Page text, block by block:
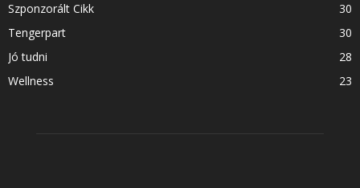
Szponzorált Cikk
30
Tengerpart
30
Jó tudni
28
Wellness
23